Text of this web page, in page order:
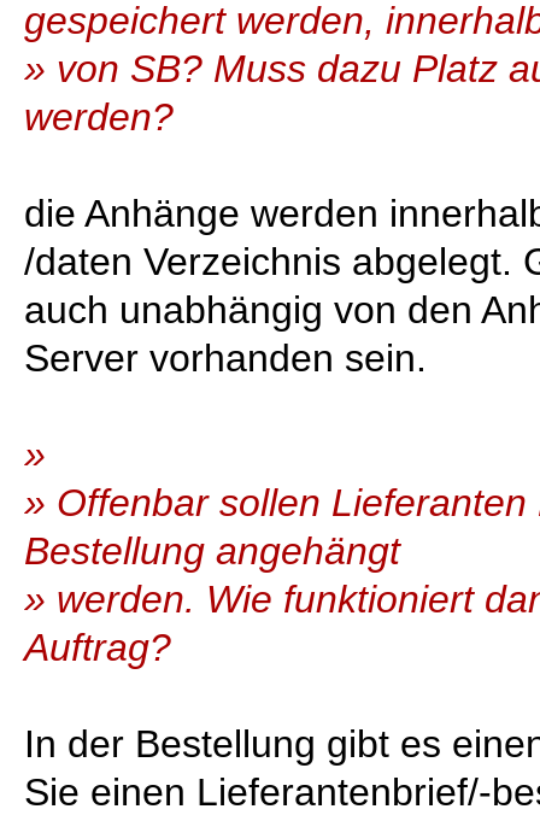
gespeichert werden,
» von SB? Muss dazu Platz
werden?
die Anhänge werden
/daten Verzeichnis abgelegt.
auch unabhängig von den
Server vorhanden sein.
»
» Offenbar sollen
Bestellung angehängt
» werden. Wie funktioniert
Auftrag?
In der Bestellung gibt es
Sie einen Lieferantenbrief/-